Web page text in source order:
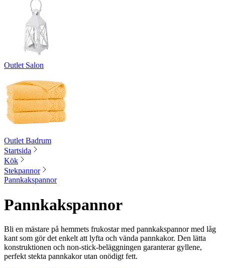
Outlet Salon
Outlet Badrum
Startsida
Kök
Stekpannor
Pannkakspannor
Pannkakspannor
Bli en mästare på hemmets frukostar med pannkakspannor med låg
kant som gör det enkelt att lyfta och vända pannkakor. Den lätta
konstruktionen och non-stick-beläggningen garanterar gyllene,
perfekt stekta pannkakor utan onödigt fett.